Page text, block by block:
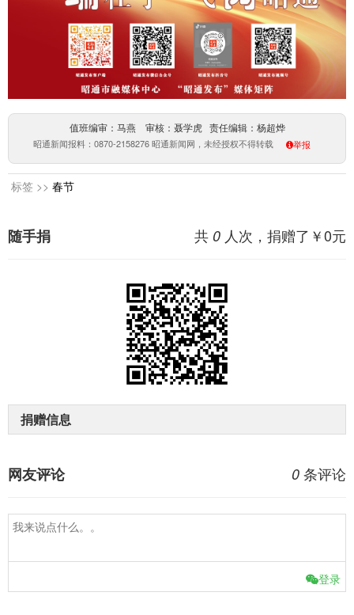
值班编审：马燕 审核：聂学虎 责任编辑：杨超烨
昭通新闻报料：0870-2158276 昭通新闻网，未经授权不得转载 举报
标签 >> 春节
共 0 人次，捐赠了￥0元
随手捐
捐赠信息
0 条评论
网友评论
登录